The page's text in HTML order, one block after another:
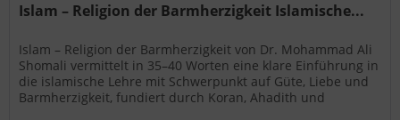
Islam – Religion der Barmherzigkeit Islamische...
Islam – Religion der Barmherzigkeit von Dr. Mohammad Ali
Shomali vermittelt in 35–40 Worten eine klare Einführung in
die islamische Lehre mit Schwerpunkt auf Güte, Liebe und
Barmherzigkeit, fundiert durch Koran, Ahadith und